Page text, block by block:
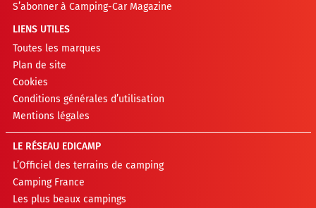
S’abonner à Camping-Car Magazine
LIENS UTILES
Toutes les marques
Plan de site
Cookies
Conditions générales d’utilisation
Mentions légales
LE RÉSEAU EDICAMP
L’Officiel des terrains de camping
Camping France
Les plus beaux campings